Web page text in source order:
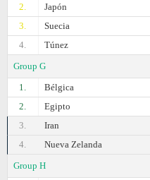
2.
Japón
3.
Suecia
4.
Túnez
Group G
1.
Bélgica
2.
Egipto
3.
Iran
4.
Nueva Zelanda
Group H